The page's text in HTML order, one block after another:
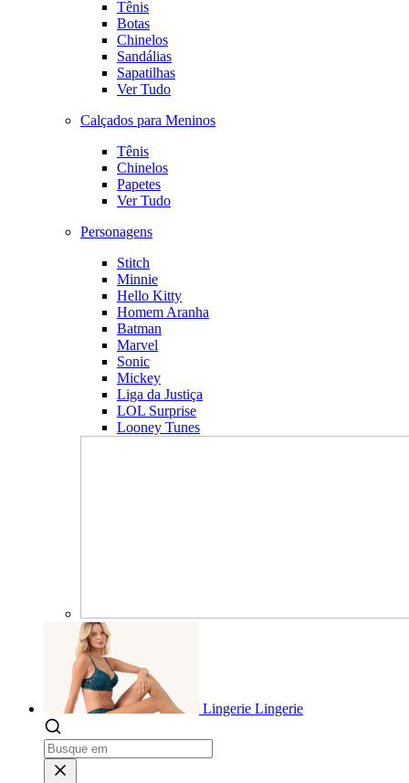
Tênis
Botas
Chinelos
Sandálias
Sapatilhas
Ver Tudo
Calçados para Meninos
Tênis
Chinelos
Papetes
Ver Tudo
Personagens
Stitch
Minnie
Hello Kitty
Homem Aranha
Batman
Marvel
Sonic
Mickey
Liga da Justiça
LOL Surprise
Looney Tunes
Lingerie Lingerie